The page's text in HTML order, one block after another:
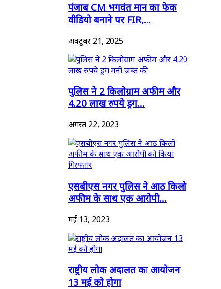
पंजाब CM भगवंत मान का फेक
वीडियो बनाने पर FIR,...
अक्टूबर 21, 2025
पुलिस ने 2 किलोग्राम अफीम और
4.20 लाख रुपये ड्रग...
अगस्त 22, 2023
एसबीएस नगर पुलिस ने आठ किलो
अफीम के साथ एक आरोपी...
मई 13, 2023
राष्ट्रीय लोक अदालत का आयोजन
13 मई को होगा